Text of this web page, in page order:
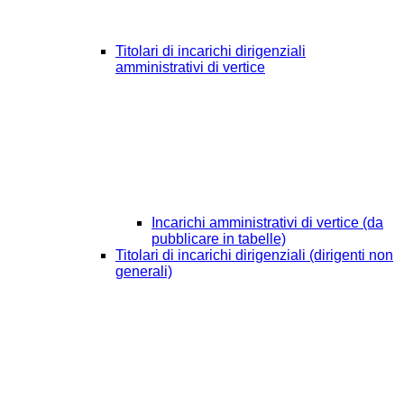
Titolari di incarichi dirigenziali
amministrativi di vertice
Incarichi amministrativi di vertice (da
pubblicare in tabelle)
Titolari di incarichi dirigenziali (dirigenti non
generali)